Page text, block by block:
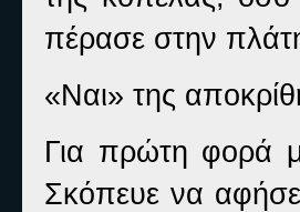
πέρασε στην
«Ναι» της
Για πρώτη φορά
Σκόπευε να